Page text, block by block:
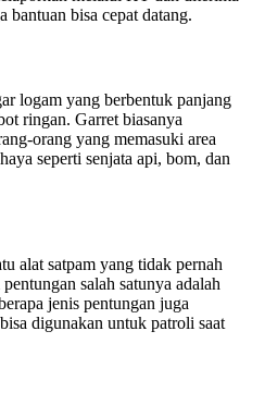
bantuan bisa cepat datang.
logam yang berbentuk panjang
ringan. Garret biasanya
orang yang memasuki area
seperti senjata api, bom, dan
alat satpam yang tidak pernah
salah satunya adalah
jenis pentungan juga
digunakan untuk patroli saat